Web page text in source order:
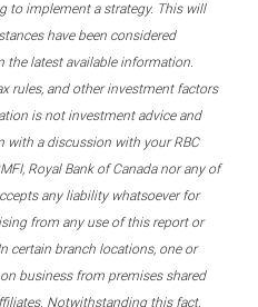
to implement a strategy. This will
have been considered
the latest available information.
rules, and other investment factors
is not investment advice and
with a discussion with your RBC
Royal Bank of Canada nor any of
any liability whatsoever for
from any use of this report or
certain branch locations, one or
business from premises shared
Notwithstanding this fact,